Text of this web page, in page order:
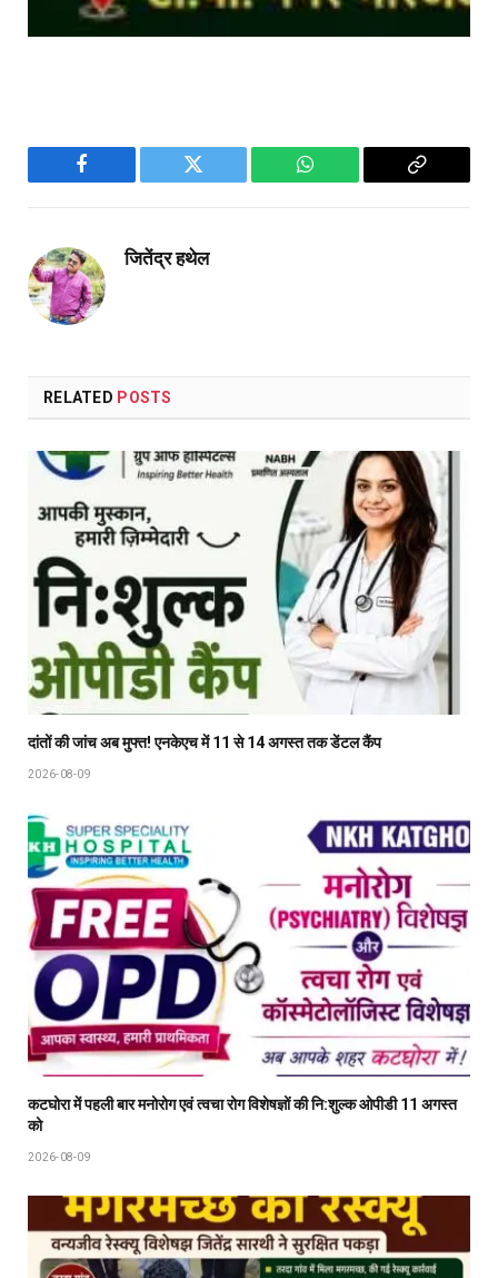
Facebook Twitter WhatsApp
Copy
जितेंद्र हथेल
RELATED POSTS
दांतों की जांच अब मुफ्त! एनकेएच में 11 से 14 अगस्त तक डेंटल कैंप
2026-08-09
कटघोरा में पहली बार मनोरोग एवं त्वचा रोग विशेषज्ञों की नि:शुल्क ओपीडी 11 अगस्त
को
2026-08-09